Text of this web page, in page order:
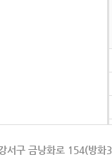
서구 금낭화로 154(방화